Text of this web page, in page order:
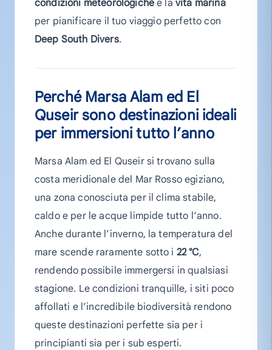
condizioni meteorologiche e la vita marina
per pianificare il tuo viaggio perfetto con
Deep South Divers.
Perché Marsa Alam ed El
Quseir sono destinazioni ideali
per immersioni tutto l’anno
Marsa Alam ed El Quseir si trovano sulla
costa meridionale del Mar Rosso egiziano,
una zona conosciuta per il clima stabile,
caldo e per le acque limpide tutto l’anno.
Anche durante l’inverno, la temperatura del
mare scende raramente sotto i 22 °C,
rendendo possibile immergersi in qualsiasi
stagione. Le condizioni tranquille, i siti poco
affollati e l’incredibile biodiversità rendono
queste destinazioni perfette sia per i
principianti sia per i sub esperti.